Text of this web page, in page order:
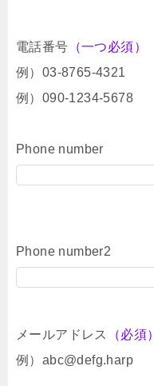
電話番号 （一つ必須）
例）03-8765-4321
例）090-1234-5678
Phone number
Phone number2
メールアドレス
（必須）
例）abc@defg.harp